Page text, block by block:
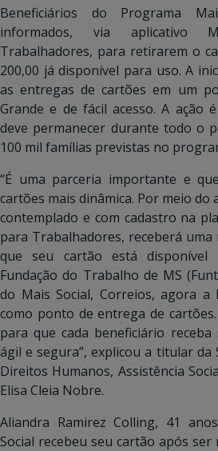
Beneficiários do Programa
informados, via aplicativo
Trabalhadores, para retirarem o
200,00 já disponível para uso. A
as entregas de cartões em um
Grande e de fácil acesso. A ação
deve permanecer durante todo o
100 mil famílias previstas no
“É uma parceria importante e
cartões mais dinâmica. Por meio do
contemplado e com cadastro na
para Trabalhadores, receberá
que seu cartão está
Fundação do Trabalho de MS
do Mais Social, Correios, agora a
como ponto de entrega de
para que cada beneficiário
ágil e segura”, explicou a titular da
Direitos Humanos, Assistência
Elisa Cleia Nobre.
Aliandra Ramirez Colling, 41
Social recebeu seu cartão após ser